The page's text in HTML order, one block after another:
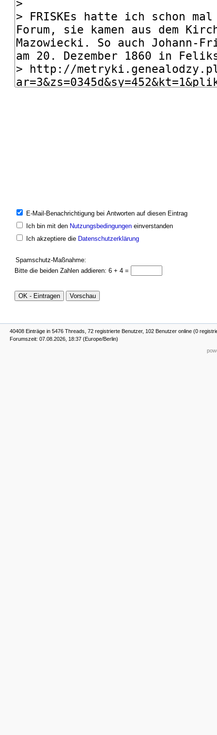
E-Mail-Benachrichtigung bei Antworten auf diesen Eintrag
Ich bin mit den Nutzungsbedingungeneinverstanden
Ich akzeptiere die Datenschutzerklärung
Spamschutz-Maßnahme:
Bitte die beiden Zahlen addieren: 6 + 4 =
40408 Einträge in 5476 Threads, 72 registrierte Benutzer, 102 Benutzer online (0
Forumszeit: 07.08.2026, 18:37 (Europe/Berlin)